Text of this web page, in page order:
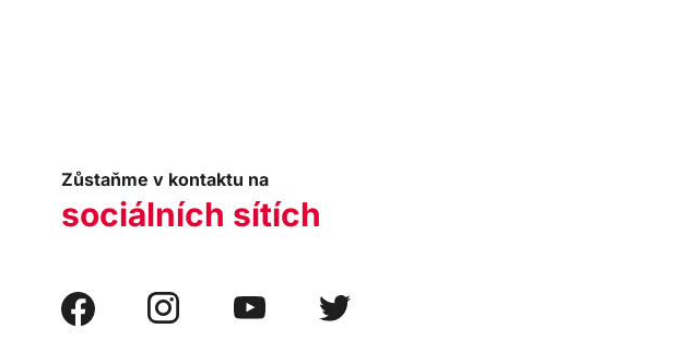
Zůstaňme v kontaktu na
sociálních sítích